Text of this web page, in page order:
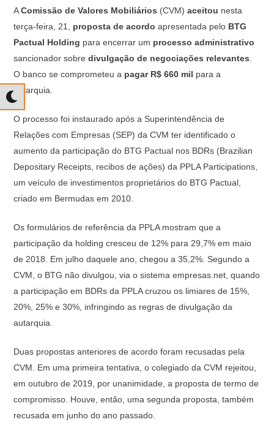
AComissão de Valores Mobiliários (CVM) aceitou nesta
terça-feira, 21, proposta de acordo apresentada pelo BTG
Pactual Holding para encerrar um processo administrativo
sancionador sobre divulgação de negociações relevantes.
O banco se comprometeu a pagar R$ 660 mil para a
autarquia.
O processo foi instaurado após a Superintendência de
Relações com Empresas (SEP) da CVM ter identificado o
aumento da participação do BTG Pactual nos BDRs (Brazilian
Depositary Receipts, recibos de ações) da PPLA Participations,
um veículo de investimentos proprietários do BTG Pactual,
criado em Bermudas em 2010.
Os formulários de referência da PPLA mostram que a
participação da holding cresceu de 12% para 29,7% em maio
de 2018. Em julho daquele ano, chegou a 35,2%. Segundo a
CVM, o BTG não divulgou, via o sistema empresas.net, quando
a participação em BDRs da PPLA cruzou os limiares de 15%,
20%, 25% e 30%, infringindo as regras de divulgação da
autarquia.
Duas propostas anteriores de acordo foram recusadas pela
CVM. Em uma primeira tentativa, o colegiado da CVM rejeitou,
em outubro de 2019, por unanimidade, a proposta de termo de
compromisso. Houve, então, uma segunda proposta, também
recusada em junho do ano passado.